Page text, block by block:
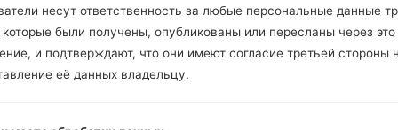
несут ответственность за любые персональные данные
которые были получены, опубликованы или пересланы через это
и подтверждают, что они имеют согласие третьей стороны
её данных владельцу.